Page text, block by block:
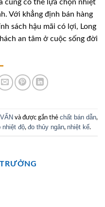
cũng có thể lựa chọn nhiệt
Với khẳng định bán hàng
sách hậu mãi có lợi, Long
an tâm ở cuộc sống đời
và được gắn thẻ chất bán dẫn,
nhiệt độ, đo thủy ngân, nhiệt kế.